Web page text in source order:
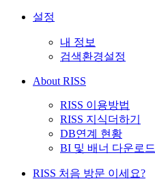
설정
내 정보
검색환경설정
About RISS
RISS 이용방법
RISS 지식더하기
DB연계 현황
BI 및 배너 다운로드
RISS 처음 방문 이세요?